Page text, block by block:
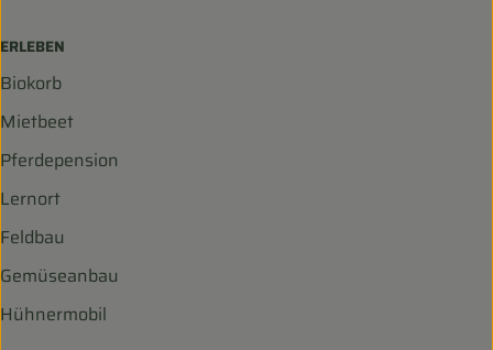
ERLEBEN
Biokorb
Mietbeet
Pferdepension
Lernort
Feldbau
Gemüseanbau
Hühnermobil